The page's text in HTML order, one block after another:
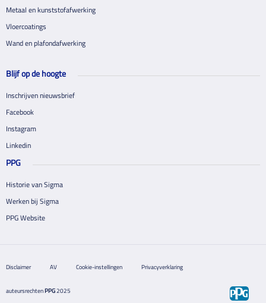
Metaal en kunststofafwerking
Vloercoatings
Wand en plafondafwerking
Blijf op de hoogte
Inschrijven nieuwsbrief
Facebook
Instagram
Linkedin
PPG
Historie van Sigma
Werken bij Sigma
PPG Website
Disclaimer AV Cookie-instellingen Privacyverklaring
auteursrechtenPPG2025